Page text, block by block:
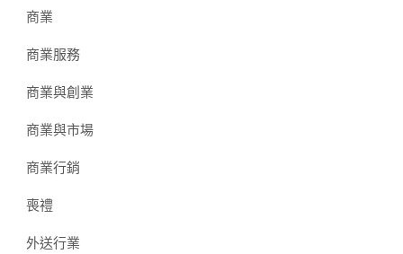
商業
商業服務
商業與創業
商業與市場
商業行銷
喪禮
外送行業